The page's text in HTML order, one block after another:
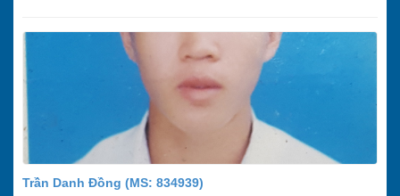
Trần Danh Đồng (MS: 834939)